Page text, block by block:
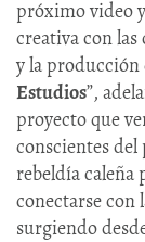
próximo video
creativa con
y la producción
Estudios”,
proyecto que
conscientes del
rebeldía caleña
conectarse con
surgiendo